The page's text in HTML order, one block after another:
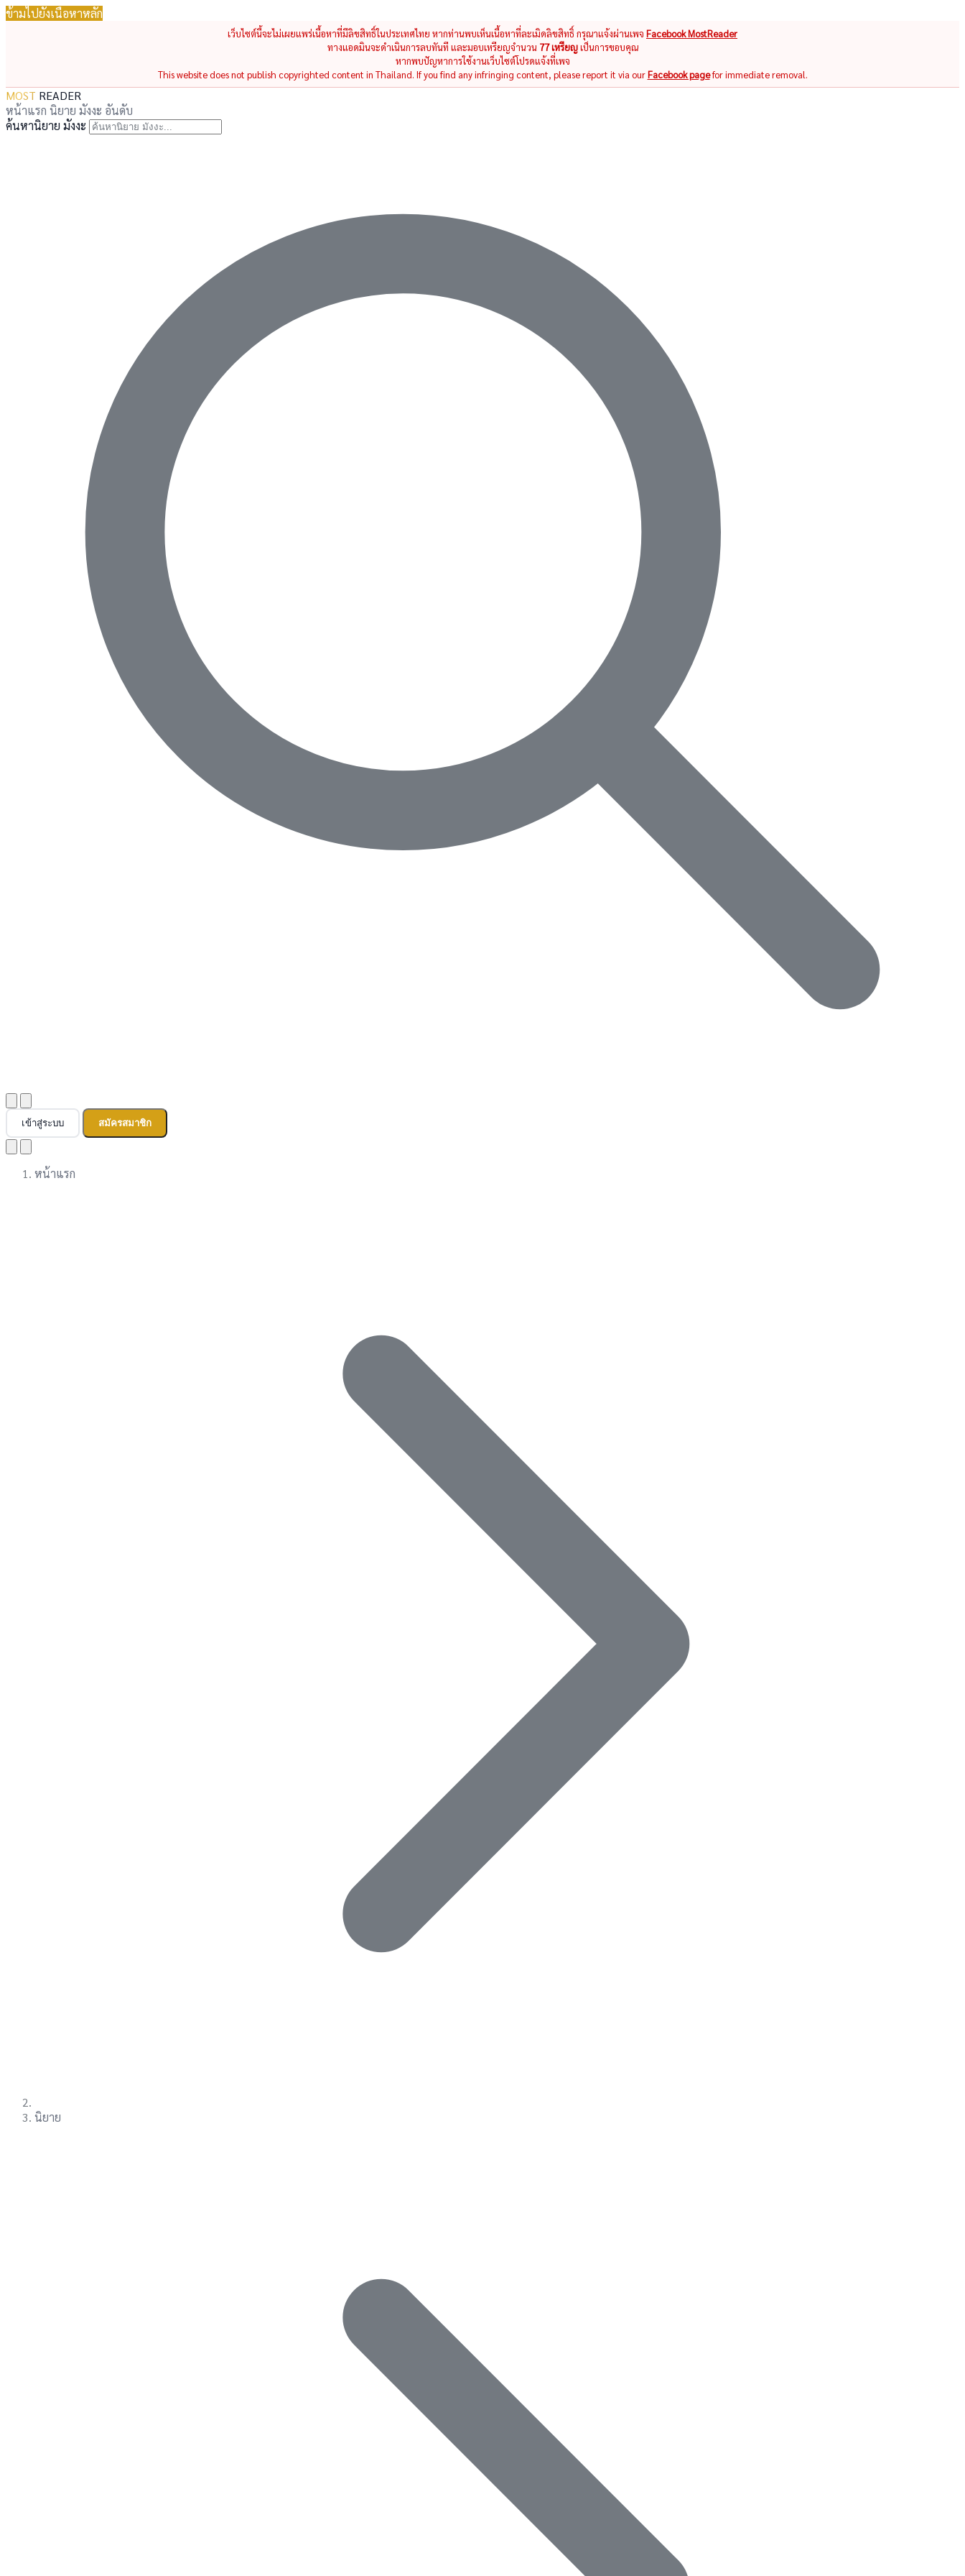
ข้ามไปยังเนื้อหาหลัก
เว็บไซต์นี้จะไม่เผยแพร่เนื้อหาที่มีลิขสิทธิ์ในประเทศไทย หากท่านพบเห็นเนื้อหาที่ละเมิดลิขสิทธิ์ กรุณาแจ้งผ่านเพจ Facebook MostReader
ทางแอดมินจะดำเนินการลบทันที และมอบเหรียญจำนวน 77 เหรียญเป็นการขอบคุณ
หากพบปัญหาการใช้งานเว็บไซต์โปรดแจ้งที่เพจ
This website does not publish copyrighted content in Thailand. If you find any infringing content, please report it via ourFacebook pagefor immediate removal.
MOST READER
หน้าแรก นิยาย มังงะ อันดับ
ค้นหานิยาย มังงะ
เข้าสู่ระบบ สมัครสมาชิก
หน้าแรก
นิยาย